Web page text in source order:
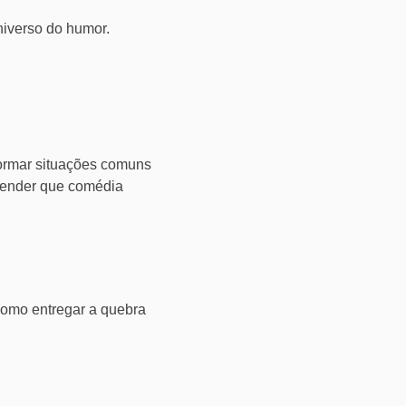
do humor.
situações comuns
que comédia
entregar a quebra